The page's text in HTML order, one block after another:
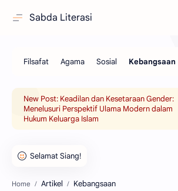
Sabda Literasi
New Post: Keadilan dan Kesetaraan Gender:
Menelusuri Perspektif Ulama Modern dalam
Hukum Keluarga Islam
Home Artikel Kebangsaan